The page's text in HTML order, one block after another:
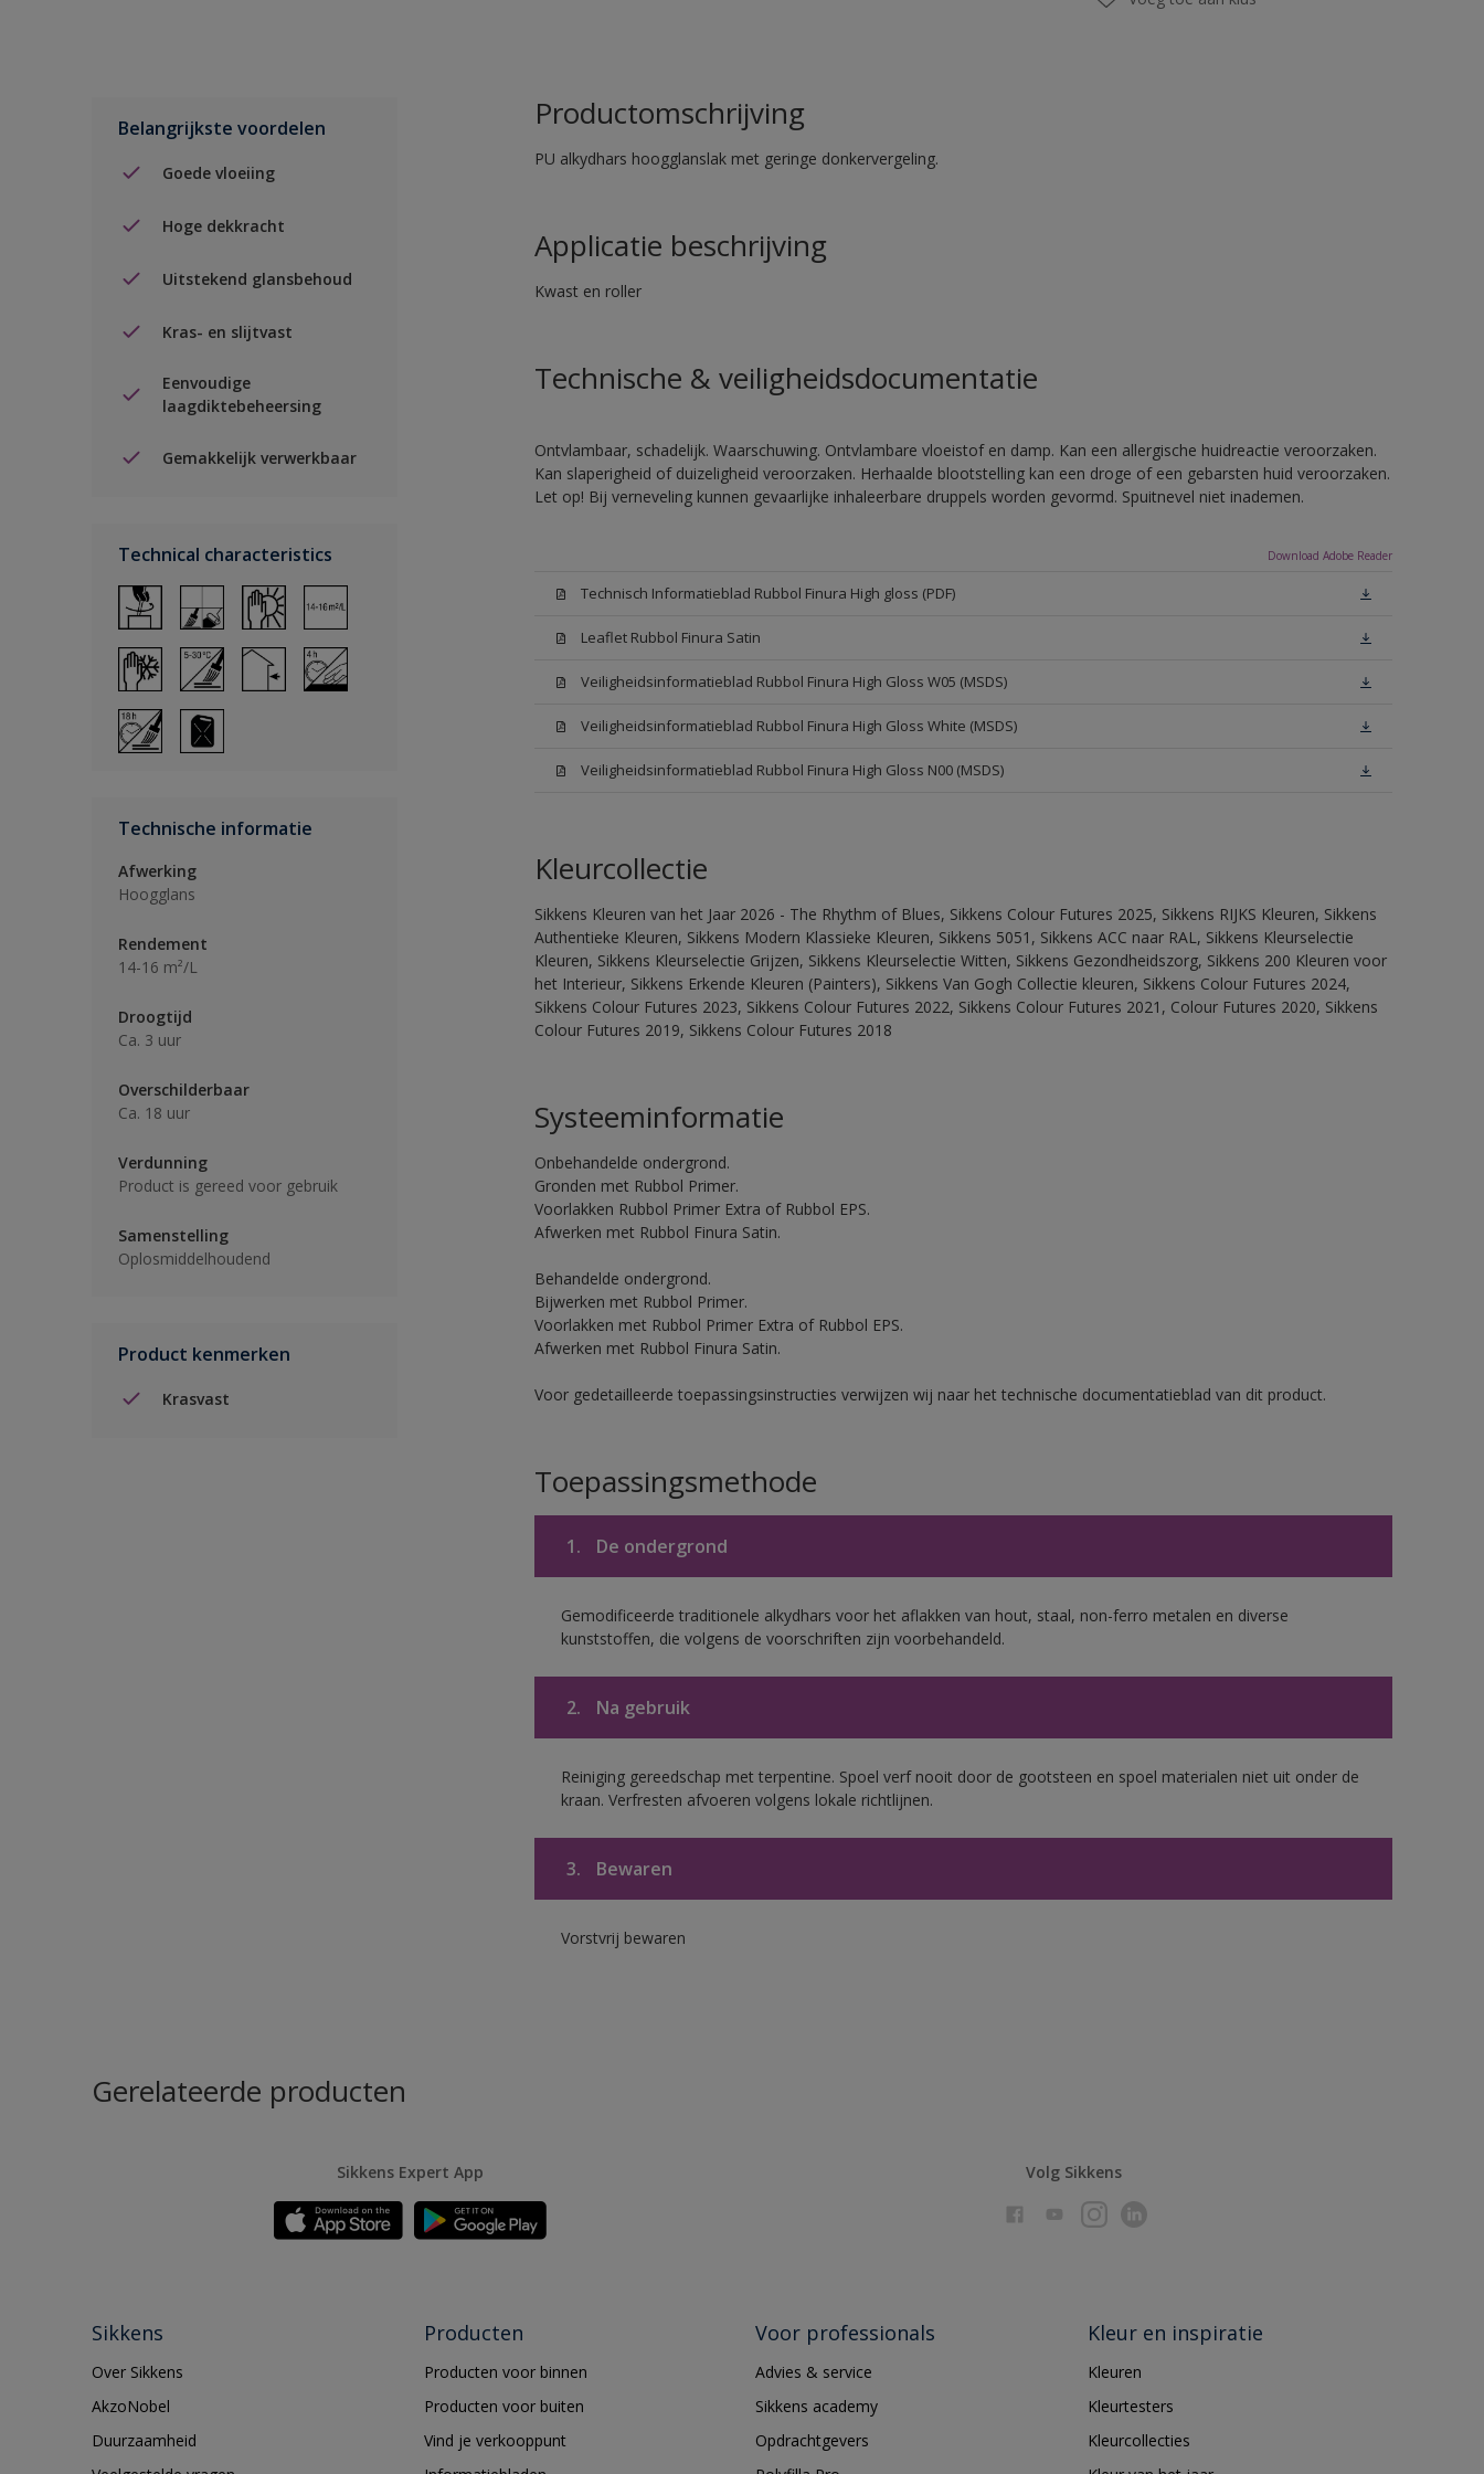
Belangrijkste voordelen
Goede vloeiing
Hoge dekkracht
Uitstekend glansbehoud
Kras- en slijtvast
Eenvoudige
laagdiktebeheersing
Gemakkelijk verwerkbaar
Technical characteristics
Technische informatie
Afwerking
Hoogglans
Rendement
14-16 m²/L
Droogtijd
Ca. 3 uur
Overschilderbaar
Ca. 18 uur
Verdunning
Product is gereed voor gebruik
Samenstelling
Oplosmiddelhoudend
Product kenmerken
Krasvast
Productomschrijving
PU alkydhars hoogglanslak met geringe donkervergeling.
Applicatie beschrijving
Kwast en roller
Technische & veiligheidsdocumentatie
Ontvlambaar, schadelijk. Waarschuwing. Ontvlambare vloeistof en damp. Kan een allergische huidreactie veroorzaken.
Kan slaperigheid of duizeligheid veroorzaken. Herhaalde blootstelling kan een droge of een gebarsten huid veroorzaken.
Let op! Bij verneveling kunnen gevaarlijke inhaleerbare druppels worden gevormd. Spuitnevel niet inademen.
Download Adobe Reader
Technisch Informatieblad Rubbol Finura High gloss (PDF)
Leaflet Rubbol Finura Satin
Veiligheidsinformatieblad Rubbol Finura High Gloss W05 (MSDS)
Veiligheidsinformatieblad Rubbol Finura High Gloss White (MSDS)
Veiligheidsinformatieblad Rubbol Finura High Gloss N00 (MSDS)
Kleurcollectie
Sikkens Kleuren van het Jaar 2026 - The Rhythm of Blues, Sikkens Colour Futures 2025, Sikkens RIJKS Kleuren, Sikkens
Authentieke Kleuren, Sikkens Modern Klassieke Kleuren, Sikkens 5051, Sikkens ACC naar RAL, Sikkens Kleurselectie
Kleuren, Sikkens Kleurselectie Grijzen, Sikkens Kleurselectie Witten, Sikkens Gezondheidszorg, Sikkens 200 Kleuren voor
het Interieur, Sikkens Erkende Kleuren (Painters), Sikkens Van Gogh Collectie kleuren, Sikkens Colour Futures 2024,
Sikkens Colour Futures 2023, Sikkens Colour Futures 2022, Sikkens Colour Futures 2021, Colour Futures 2020, Sikkens
Colour Futures 2019, Sikkens Colour Futures 2018
Systeeminformatie
Onbehandelde ondergrond.
Gronden met Rubbol Primer.
Voorlakken Rubbol Primer Extra of Rubbol EPS.
Afwerken met Rubbol Finura Satin.
Behandelde ondergrond.
Bijwerken met Rubbol Primer.
Voorlakken met Rubbol Primer Extra of Rubbol EPS.
Afwerken met Rubbol Finura Satin.
Voor gedetailleerde toepassingsinstructies verwijzen wij naar het technische documentatieblad van dit product.
Toepassingsmethode
1. De ondergrond
Gemodificeerde traditionele alkydhars voor het aflakken van hout, staal, non-ferro metalen en diverse
kunststoffen, die volgens de voorschriften zijn voorbehandeld.
2. Na gebruik
Reiniging gereedschap met terpentine. Spoel verf nooit door de gootsteen en spoel materialen niet uit onder de
kraan. Verfresten afvoeren volgens lokale richtlijnen.
3. Bewaren
Vorstvrij bewaren
Gerelateerde producten
Sikkens Expert App Volg Sikkens
Sikkens
Over Sikkens
AkzoNobel
Duurzaamheid
Producten
Producten voor binnen
Producten voor buiten
Vind je verkooppunt
Voor professionals
Advies & service
Sikkens academy
Opdrachtgevers
Kleur en inspiratie
Kleuren
Kleurtesters
Kleurcollecties